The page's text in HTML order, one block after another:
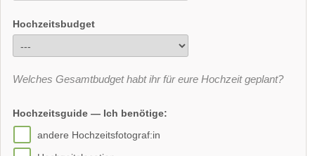
Hochzeitsbudget
Welches Gesamtbudget habt ihr für eure Hochzeit geplant?
Hochzeitsguide — Ich benötige:
andere Hochzeitsfotograf:in